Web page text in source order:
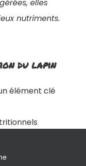
elles
nutriments.
du lapin
élément clé
une
à